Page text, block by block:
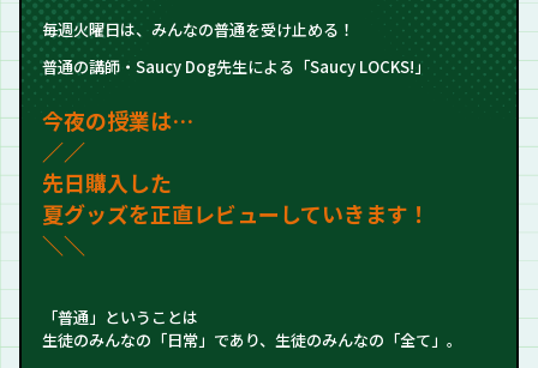
毎週火曜日は、みんなの普通を受け止める！
普通の講師・Saucy Dog先生による「Saucy LOCKS!」
今夜の授業は…
／／
先日購入した
夏グッズを正直レビューしていきます！
＼＼
「普通」ということは
生徒のみんなの「日常」であり、生徒のみんなの「全て」。